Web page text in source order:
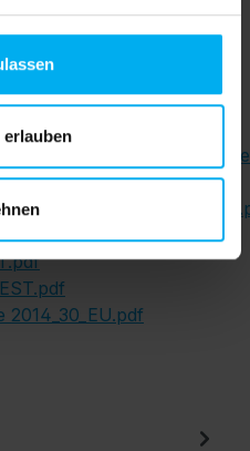
TUEV.pdf
2014_30_EU.pdf